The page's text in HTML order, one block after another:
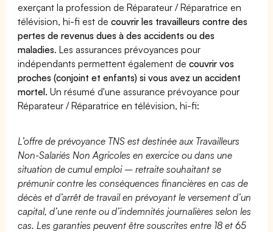
exerçant la profession de Réparateur / Réparatrice en
télévision, hi-fi est decouvrir les travailleurs contre des
pertes de revenus dues à des accidents ou des
maladies. Les assurances prévoyances pour
indépendants permettent également decouvrir vos
proches (conjoint et enfants) si vous avez un accident
mortel. Un résumé d'une assurance prévoyance pour
Réparateur / Réparatrice en télévision, hi-fi:
L’offre de prévoyance TNS est destinée aux Travailleurs
Non-Salariés Non Agricoles en exercice ou dans une
situation de cumul emploi – retraite souhaitant se
prémunir contre les conséquences financières en cas de
décès et d’arrêt de travail en prévoyant le versement d’un
capital, d’une rente ou d’indemnités journalières selon les
cas. Les garanties peuvent être souscrites entre 18 et 65